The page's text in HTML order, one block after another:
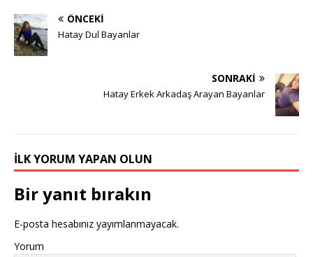
ÖNCEKI
Hatay Dul Bayanlar
SONRAKI
Hatay Erkek Arkadaş Arayan Bayanlar
İLK YORUM YAPAN OLUN
Bir yanıt bırakın
E-posta hesabınız yayımlanmayacak.
Yorum